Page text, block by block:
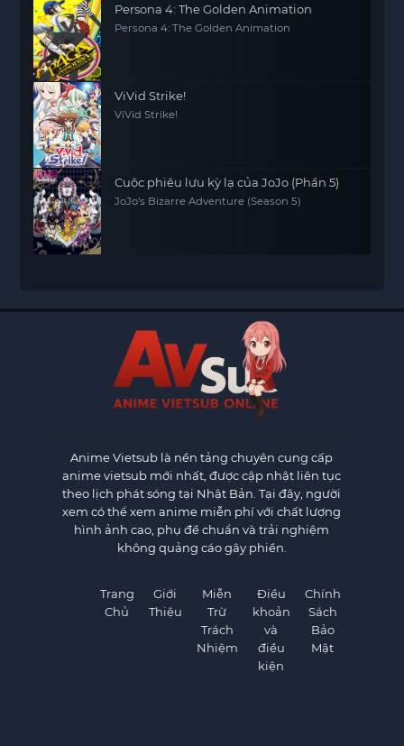
Persona 4: The Golden Animation
Persona 4: The Golden Animation
ViVid Strike!
ViVid Strike!
Cuộc phiêu lưu kỳ lạ của JoJo (Phần 5)
JoJo's Bizarre Adventure (Season 5)
Anime Vietsub là nền tảng chuyên cung cấp
anime vietsub mới nhất, được cập nhật liên tục
theo lịch phát sóng tại Nhật Bản. Tại đây, người
xem có thể xem anime miễn phí với chất lượng
hình ảnh cao, phụ đề chuẩn và trải nghiệm
không quảng cáo gây phiền.
Trang
Chủ
Giới
Thiệu
Miễn
Trừ
Trách
Nhiệm
Điều
khoản
và
điều
kiện
Chính
Sách
Bảo
Mật